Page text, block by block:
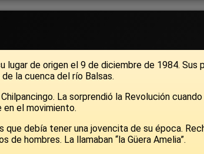
lugar de origen el 9 de diciembre de 1984. Sus
la cuenca del río Balsas.
La sorprendió la Revolución
el movimiento.
debía tener una jovencita de su época.
hombres. La llamaban “la Güera Amelia”.